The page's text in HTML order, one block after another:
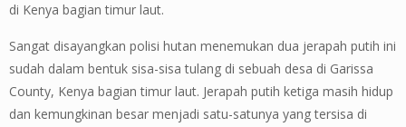
di Kenya bagian timur laut.
Sangat disayangkan polisi hutan menemukan dua jerapah putih ini
sudah dalam bentuk sisa-sisa tulang di sebuah desa di Garissa
County, Kenya bagian timur laut. Jerapah putih ketiga masih hidup
dan kemungkinan besar menjadi satu-satunya yang tersisa di